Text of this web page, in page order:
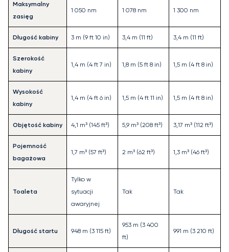
Maksymalny
zasięg
1 050 nm 1 078 nm 1 300 nm
Długość kabiny 3 m (9 ft 10 in) 3,4 m (11 ft) 3,4 m (11 ft)
Szerokość
kabiny
1,4 m (4 ft 7 in) 1,8 m (5 ft 8 in) 1,5 m (4 ft 8 in)
Wysokość
kabiny
1,4 m (4 ft 6 in) 1,5 m (4 ft 11 in) 1,5 m (4 ft 8 in)
Objętość kabiny 4,1 m³ (145 ft³) 5,9 m³ (208 ft³) 3,17 m³ (112 ft³)
Pojemność
bagażowa
1,7 m³ (57 ft³) 2 m³ (62 ft³) 1,3 m³ (46 ft³)
Toaleta
Tylko w
sytuacji
awaryjnej
Tak Tak
Długość startu 948 m (3 115 ft)
953 m (3 400
ft)
991 m (3 210 ft)